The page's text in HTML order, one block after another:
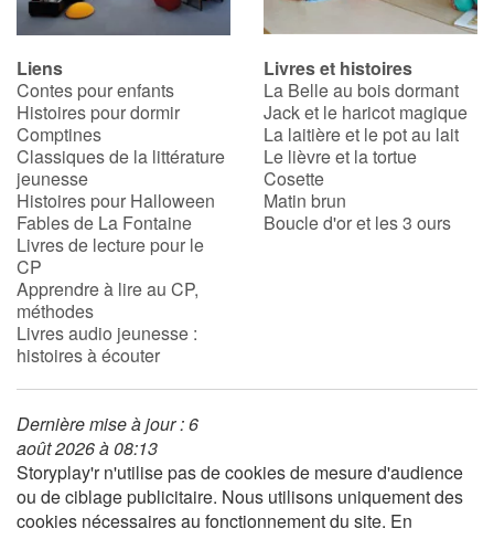
Liens
Contes pour enfants
Histoires pour dormir
Comptines
Classiques de la littérature
jeunesse
Histoires pour Halloween
Fables de La Fontaine
Livres de lecture pour le
CP
Apprendre à lire au CP,
méthodes
Livres audio jeunesse :
histoires à écouter
Livres et histoires
La Belle au bois dormant
Jack et le haricot magique
La laitière et le pot au lait
Le lièvre et la tortue
Cosette
Matin brun
Boucle d'or et les 3 ours
Dernière mise à jour : 6
août 2026 à 08:13
Storyplay'r n'utilise pas de cookies de mesure d'audience
ou de ciblage publicitaire. Nous utilisons uniquement des
cookies nécessaires au fonctionnement du site. En